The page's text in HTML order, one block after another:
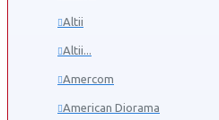
Altii
Altii...
Amercom
American Diorama